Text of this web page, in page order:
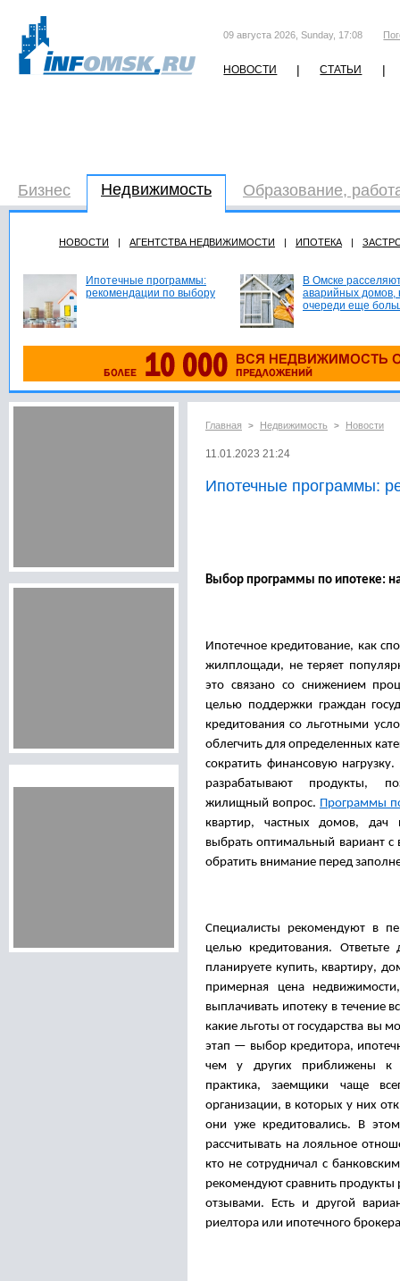
09 августа 2026, Sunday, 17:08
НОВОСТИ | СТАТЬИ |
Бизнес Недвижимость Образование,
НОВОСТИ | АГЕНТСТВА НЕДВИЖИМОСТИ | ИПОТЕКА |
Ипотечные программы:
рекомендации по выбору
В Омске
аварийных домов,
очереди еще
Главная > Недвижимость > Новости
11.01.2023 21:24
Ипотечные программы:
Выбор программы по ипотеке:
Ипотечное кредитование, как
жилплощади, не теряет
это связано со снижением
целью поддержки граждан
кредитования со льготными
облегчить для определенных
сократить финансовую
разрабатывают продукты,
жилищный вопрос. Программы
квартир, частных домов, дач
выбрать оптимальный вариант
обратить внимание перед
Специалисты рекомендуют в
целью кредитования.
планируете купить, квартиру,
примерная цена
выплачивать ипотеку в течение
какие льготы от государства вы
этап — выбор кредитора,
чем у других приближены к
практика, заемщики чаще
организации, в которых у них
они уже кредитовались. В
рассчитывать на лояльное
кто не сотрудничал с
рекомендуют сравнить продукты
отзывами. Есть и другой
риелтора или ипотечного